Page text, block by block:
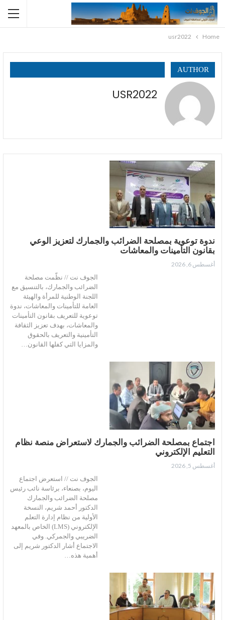
Home
usr2022
AUTHOR
USR2022
ندوة توعوية بمصلحة الضرائب والجمارك لتعزيز الوعي
بقانون التأمينات والمعاشات
أغسطس 6, 2026
الجوف نت // نظّمت مصلحة
الضرائب والجمارك، بالتنسيق مع
اللجنة الوطنية للمرأة والهيئة
العامة للتأمينات والمعاشات، ندوة
توعوية للتعريف بقانون التأمينات
والمعاشات، بهدف تعزيز الثقافة
التأمينية والتعريف بالحقوق
والمزايا التي كفلها القانون…
اجتماع بمصلحة الضرائب والجمارك لاستعراض منصة نظام
التعليم الإلكتروني
أغسطس 5, 2026
الجوف نت // استعرض اجتماع
اليوم، بصنعاء، برئاسة نائب رئيس
مصلحة الضرائب والجمارك
الدكتور أحمد شريم، النسخة
الأولية من نظام إدارة التعلم
الإلكتروني (LMS) الخاص بالمعهد
الضريبي والجمركي. وفي
الاجتماع أشار الدكتور شريم إلى
أهمية هذه…